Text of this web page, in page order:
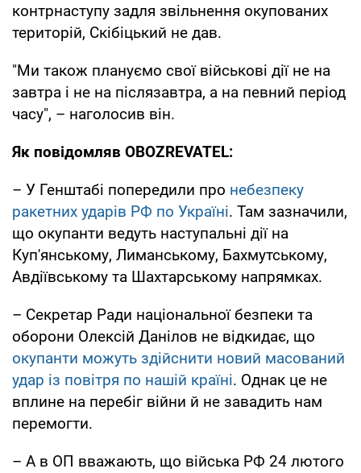
контрнаступу задля звільнення окупованих
територій, Скібіцький не дав.
"Ми також плануємо свої військові дії не на
завтра і не на післязавтра, а на певний період
часу", – наголосив він.
Як повідомляв OBOZREVATEL:
– У Генштабі попередили про небезпеку
ракетних ударів РФ по Україні. Там зазначили,
що окупанти ведуть наступальні дії на
Куп'янському, Лиманському, Бахмутському,
Авдіївському та Шахтарському напрямках.
– Секретар Ради національної безпеки та
оборони Олексій Данілов не відкидає, що
окупанти можуть здійснити новий масований
удар із повітря по нашій країні. Однак це не
вплине на перебіг війни й не завадить нам
перемогти.
– А в ОП вважають, що війська РФ 24 лютого